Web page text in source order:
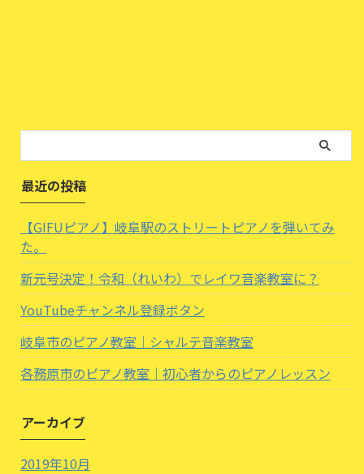
最近の投稿
【GIFUピアノ】岐阜駅のストリートピアノを弾いてみ
た。
新元号決定！令和（れいわ）でレイワ音楽教室に？
YouTubeチャンネル登録ボタン
岐阜市のピアノ教室｜シャルテ音楽教室
各務原市のピアノ教室｜初心者からのピアノレッスン
アーカイブ
2019年10月